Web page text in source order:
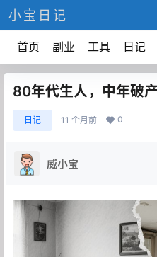
小宝日记
首页 副业 工具 日记
80年代生人，中年破
日记 11 个月前 0
威小宝